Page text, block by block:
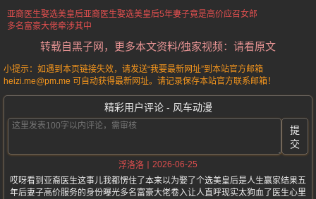
亚裔医生娶选美皇后亚裔医生娶选美皇后5年妻子竟是高价应召女郎
多名富豪大佬牵涉其中
转载自黑子网，更多本文资料/独家视频：请看原文
小提示：如遇到本页链接失效，请发送“我要最新网址”到本站官方邮箱
heizi.me@pm.me 可自动获得最新网址。请记录保存本站官方联系邮箱！
精彩用户评论 - 风车动漫
提
交
浮洛洛
2026-06-25
哎呀看到亚裔医生这事儿我都愣住了本来以为娶了个选美皇后是人生赢家结果五
年后妻子高价服务的身份曝光多名富豪大佬卷入让人直呼现实太狗血了医生心里